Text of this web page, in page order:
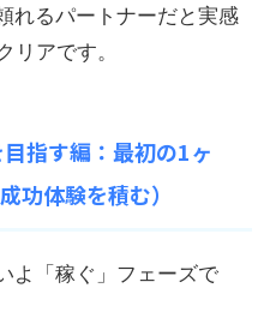
れるパートナーだと実感
リアです。
指す編：最初の1ヶ
功体験を積む）
よ「稼ぐ」フェーズで